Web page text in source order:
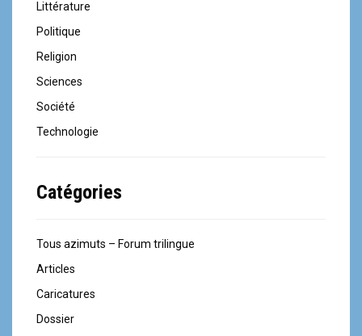
Littérature
Politique
Religion
Sciences
Société
Technologie
Catégories
Tous azimuts – Forum trilingue
Articles
Caricatures
Dossier